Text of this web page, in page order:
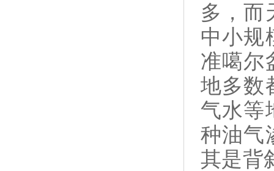
多，而
中小规
准噶尔
地多数
气水等
种油气
其是背